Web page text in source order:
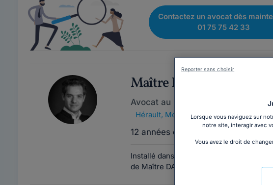
Contactez un avocat dès
01 75 75 42 33
Maître Paul DAVID
Avocat au barreau de Montpellier
Hérault, Montpellier, 34000
12 années d'expérience
Installé dans le centre de Montpellier, à
de Maître DAVID vous accompagne
Lorsque vous naviguez sur
notre site, interagir avec
Vous avez le droit de
Reporter sans choisir